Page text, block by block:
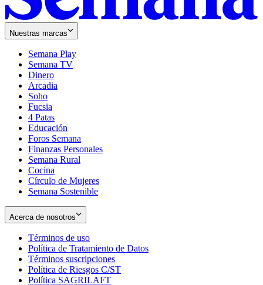
Nuestras marcas
Semana Play
Semana TV
Dinero
Arcadia
Soho
in
new
window
Fucsia
in
new
window
4 Patas
Educación
Foros Semana
Finanzas Personales
Semana Rural
Cocina
Círculo de Mujeres
Semana Sostenible
Acerca de nosotros
Términos de uso
in
new
window
Política de Tratamiento de Datos
Términos suscripciones
in
Política de Riesgos C/ST
Política SAGRILAFT